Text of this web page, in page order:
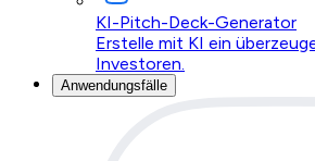
KI-Pitch-Deck-Generator
Erstelle mit KI ein
Investoren.
Anwendungsfälle